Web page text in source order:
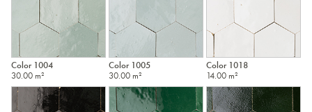
Color 1004
30.00 m²
Color 1005
30.00 m²
Color 1018
14.00 m²